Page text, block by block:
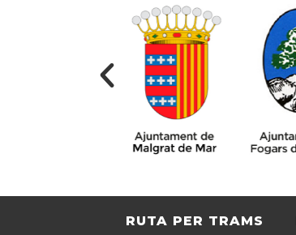
RUTA PER TRAMS